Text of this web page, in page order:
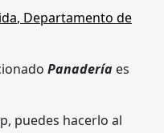
, Departamento de
Panadería es
puedes hacerlo al